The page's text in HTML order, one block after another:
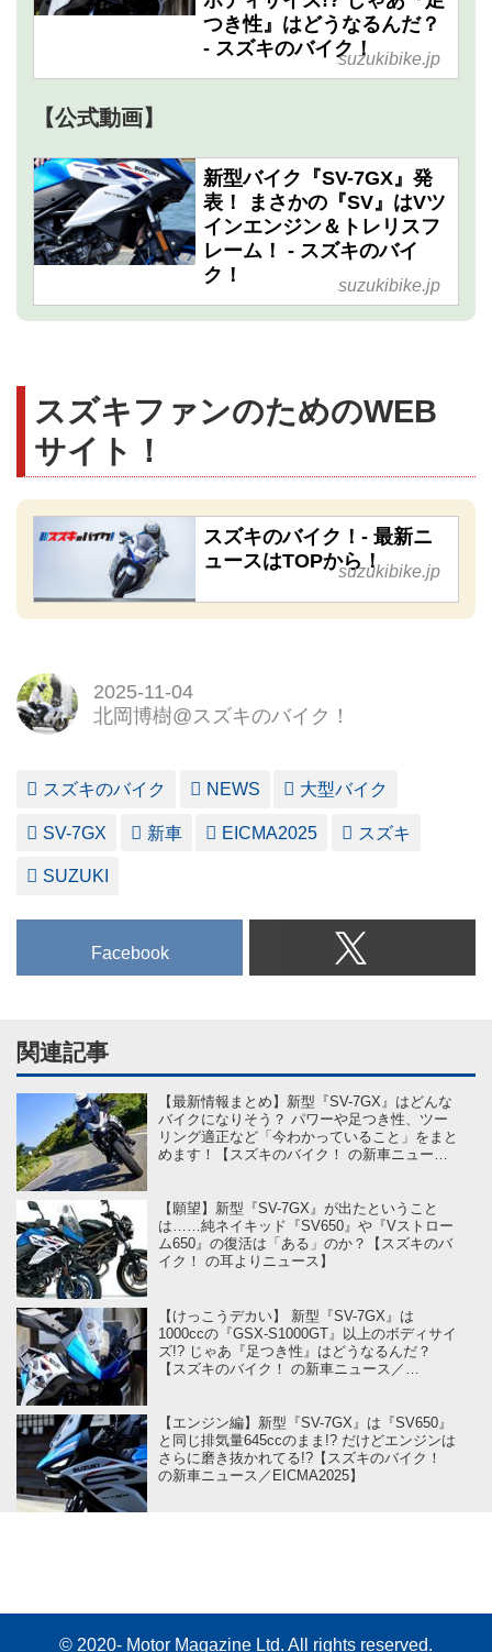
つき性』はどうなるんだ？
- スズキのバイク！suzukibike.jp
【公式動画】
新型バイク『SV-7GX』発
表！ まさかの『SV』はVツ
インエンジン＆トレリスフ
レーム！ - スズキのバイ
ク！
suzukibike.jp
スズキファンのためのWEB
サイト！
スズキのバイク！- 最新ニ
ュースはTOPから！suzukibike.jp
2025-11-04
北岡博樹@スズキのバイク！
スズキのバイク NEWS 大型バイク
SV-7GX 新車 EICMA2025 スズキ
SUZUKI
Facebook
関連記事
【最新情報まとめ】新型『SV-7GX』はどんな
バイクになりそう？ パワーや足つき性、ツー
リング適正など「今わかっていること」をまと
めます！【スズキのバイク！ の新車ニュース
【願望】新型『SV-7GX』が出たということ
は……純ネイキッド『SV650』や『Vストロー
ム650』の復活は「ある」のか？【スズキのバ
イク！ の耳よりニュース】
【けっこうデカい】 新型『SV-7GX』は
1000ccの『GSX-S1000GT』以上のボディサイ
ズ!? じゃあ『足つき性』はどうなるんだ？
【スズキのバイク！ の新車ニュース／
【エンジン編】新型『SV-7GX』は『SV650』
と同じ排気量645ccのまま!? だけどエンジンは
さらに磨き抜かれてる!?【スズキのバイク！
の新車ニュース／EICMA2025】
© 2020- Motor Magazine Ltd. All rights reserved.